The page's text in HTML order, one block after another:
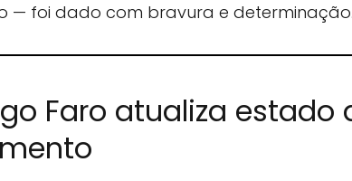
— foi dado com bravura e determinação.
Faro atualiza